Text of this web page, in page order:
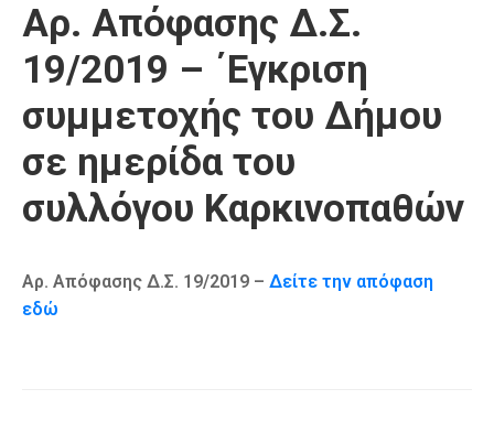
Αποφάσεις
Αρ. Απόφασης Δ.Σ.
19/2019 – ΄Εγκριση
συμμετοχής του Δήμου
σε ημερίδα του
συλλόγου Καρκινοπαθών
Αρ. Απόφασης Δ.Σ. 19/2019 – Δείτε την απόφαση
εδώ